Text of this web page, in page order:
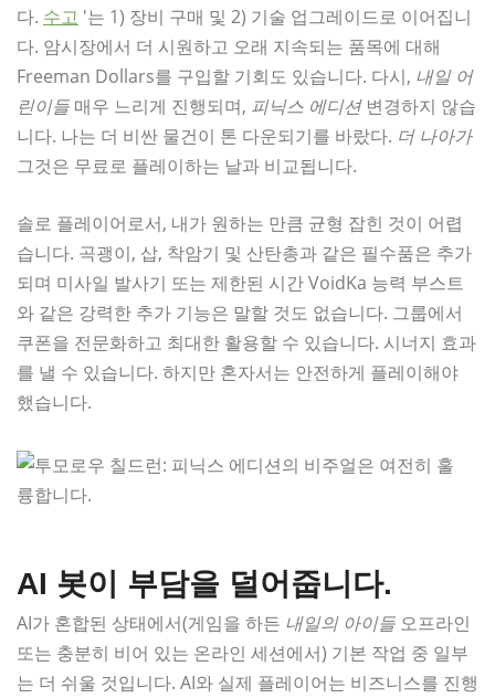
다. 수고 '는 1) 장비 구매 및 2) 기술 업그레이드로 이어집니
다. 암시장에서 더 시원하고 오래 지속되는 품목에 대해
Freeman Dollars를 구입할 기회도 있습니다. 다시, 내일 어
린이들 매우 느리게 진행되며, 피닉스 에디션변경하지 않습
니다. 나는 더 비싼 물건이 톤 다운되기를 바랐다. 더 나아가
그것은 무료로 플레이하는 날과 비교됩니다.
솔로 플레이어로서, 내가 원하는 만큼 균형 잡힌 것이 어렵
습니다. 곡괭이, 삽, 착암기 및 산탄총과 같은 필수품은 추가
되며 미사일 발사기 또는 제한된 시간 VoidKa 능력 부스트
와 같은 강력한 추가 기능은 말할 것도 없습니다. 그룹에서
쿠폰을 전문화하고 최대한 활용할 수 있습니다. 시너지 효과
를 낼 수 있습니다. 하지만 혼자서는 안전하게 플레이해야
했습니다.
AI 봇이 부담을 덜어줍니다.
AI가 혼합된 상태에서(게임을 하든 내일의 아이들 오프라인
또는 충분히 비어 있는 온라인 세션에서) 기본 작업 중 일부
는 더 쉬울 것입니다. AI와 실제 플레이어는 비즈니스를 진행